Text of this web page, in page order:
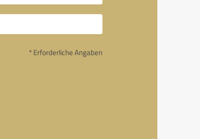
* Erforderliche Angaben